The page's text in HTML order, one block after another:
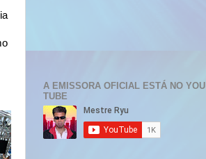
A EMISSORA OFICIAL ESTÁ NO YOU
TUBE